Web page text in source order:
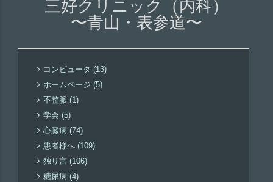
三好クリニック（内科）
〜青山・表参道〜
コンピュータ (13)
ホームページ (5)
不整脈 (1)
学会 (5)
心臓病 (74)
患者様へ (109)
独り言 (106)
糖尿病 (4)